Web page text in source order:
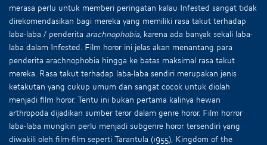
merasa perlu untuk memberi peringatan kalau Infested sangat tidak
direkomendasikan bagi mereka yang memiliki rasa takut terhadap
laba-laba / penderita arachnophobia , karena ada banyak sekali laba-
laba dalam Infested. Film horor ini jelas akan menantang para
penderita arachnophobia hingga ke batas maksimal rasa takut
mereka. Rasa takut terhadap laba-laba sendiri merupakan jenis
ketakutan yang cukup umum dan sangat cocok untuk diolah
menjadi film horor. Tentu ini bukan pertama kalinya hewan
arthropoda dijadikan sumber teror dalam genre horor. Film horror
laba-laba mungkin perlu menjadi subgenre horor tersendiri yang
diwakili oleh film-film seperti Tarantula (1955), Kingdom of the